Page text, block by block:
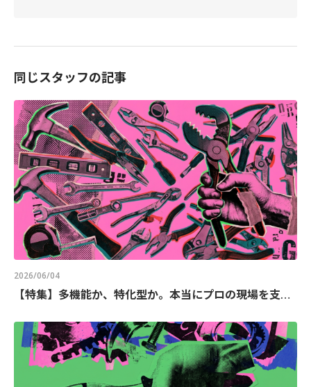
同じスタッフの記事
2026/06/04
【特集】多機能か、特化型か。本当にプロの現場を支える本物のプライヤ選びと、国内唯一の「プライヤ専業メーカー」が貫く哲学